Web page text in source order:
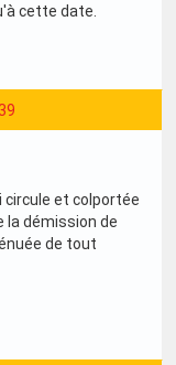
cette date.
circule et colportée
démission de
de tout